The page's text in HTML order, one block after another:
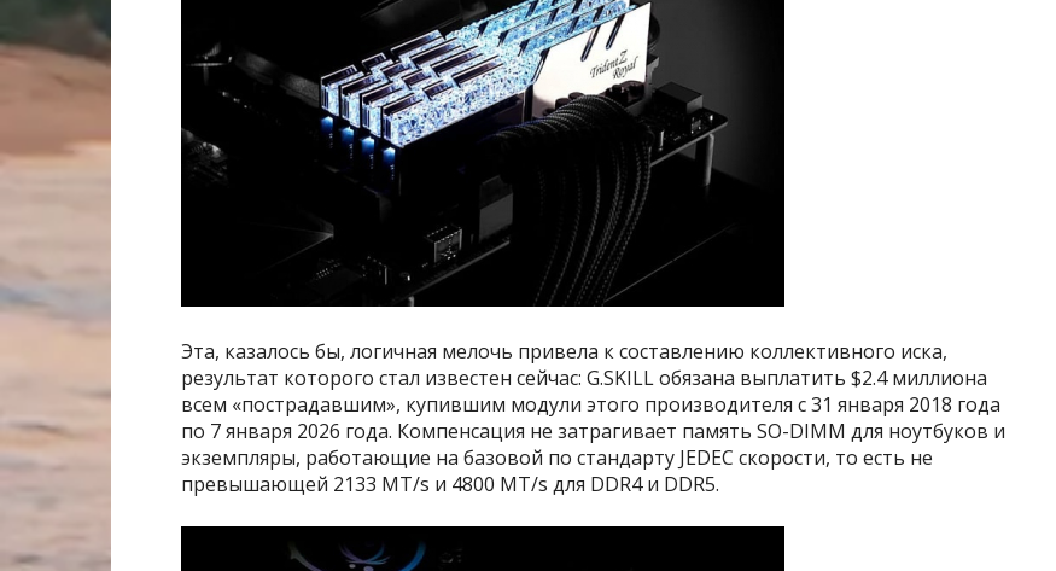
Эта, казалось бы, логичная мелочь привела к составлению коллективного иска,
результат которого стал известен сейчас: G.SKILL обязана выплатить $2.4 миллиона
всем «пострадавшим», купившим модули этого производителя с 31 января 2018 года
по 7 января 2026 года. Компенсация не затрагивает память SO-DIMM для ноутбуков и
экземпляры, работающие на базовой по стандарту JEDEC скорости, то есть не
превышающей 2133 MT/s и 4800 MT/s для DDR4 и DDR5.